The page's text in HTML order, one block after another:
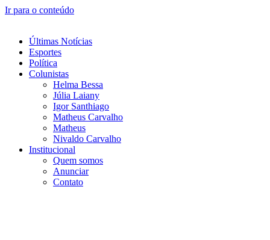
Ir para o conteúdo
Últimas Notícias
Esportes
Política
Colunistas
Helma Bessa
Júlia Laiany
Igor Santhiago
Matheus Carvalho
Matheus
Nivaldo Carvalho
Institucional
Quem somos
Anunciar
Contato